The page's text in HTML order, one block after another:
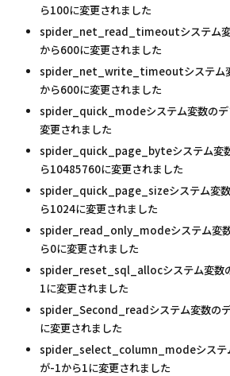
ら100に変更されました
spider_net_read_timeoutシステム変
から600に変更されました
spider_net_write_timeoutシステム
から600に変更されました
spider_quick_modeシステム変数のデ
変更されました
spider_quick_page_byteシステム変
ら10485760に変更されました
spider_quick_page_sizeシステム変
ら1024に変更されました
spider_read_only_modeシステム変
ら0に変更されました
spider_reset_sql_allocシステム変数
1に変更されました
spider_Second_readシステム変数の
に変更されました
spider_select_column_modeシステ
が-1から1に変更されました